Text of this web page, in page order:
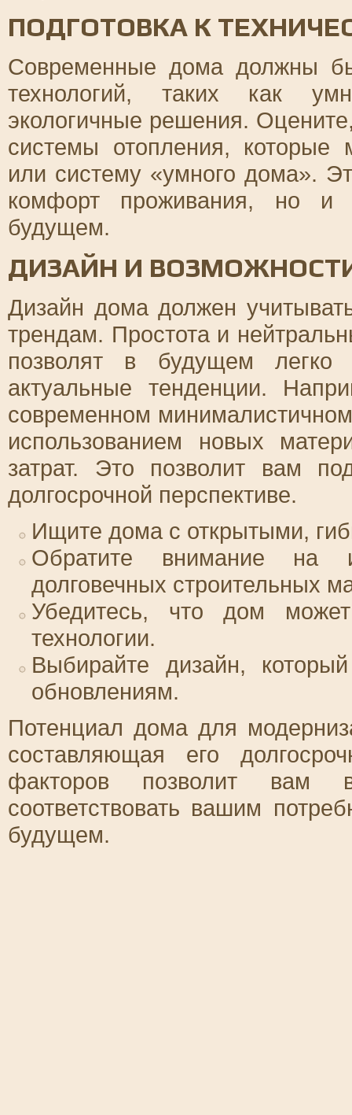
ПОДГОТОВКА К
Современные дома должны
технологий, таких как
экологичные решения.
системы отопления, которые
или систему «умного дома».
комфорт проживания, но и
будущем.
ДИЗАЙН И
Дизайн дома должен
трендам. Простота и
позволят в будущем легко
актуальные тенденции.
современном
использованием новых
затрат. Это позволит вам
долгосрочной перспективе.
Ищите дома с открытыми,
Обратите внимание на
долговечных строительных
Убедитесь, что дом
технологии.
Выбирайте дизайн,
обновлениям.
Потенциал дома для
составляющая его
факторов позволит вам
соответствовать вашим
будущем.